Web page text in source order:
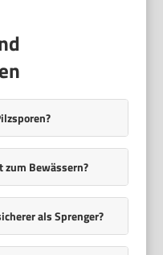
zum Bewässern?
als Sprenger?